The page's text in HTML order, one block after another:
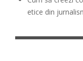
etice din